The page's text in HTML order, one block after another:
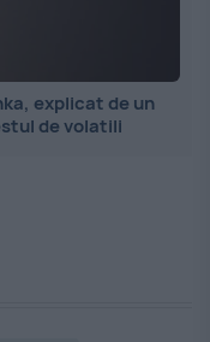
explicat de un
de volatili